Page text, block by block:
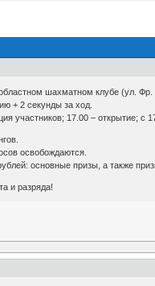
шахматном клубе (ул.
+ 2 секунды за ход.
участников; 17.00 – открытие; с
освобождаются.
основные призы, а также
и разряда!